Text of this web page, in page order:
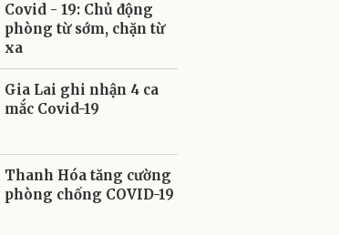
Covid - 19: Chủ động
phòng từ sớm, chặn từ
xa
Gia Lai ghi nhận 4 ca
mắc Covid-19
Thanh Hóa tăng cường
phòng chống COVID-19